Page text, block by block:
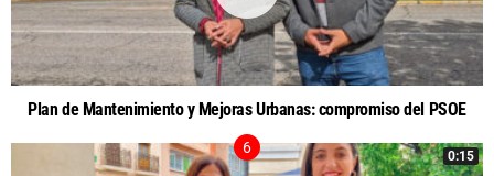
Plan de Mantenimiento y Mejoras Urbanas: compromiso del PSOE
0:15